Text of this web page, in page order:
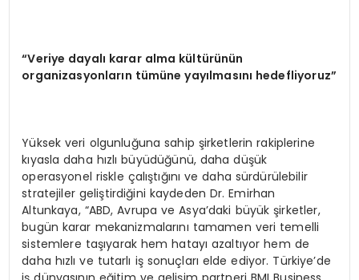
“Veriye dayalı karar alma kültürünün
organizasyonların tümüne yayılmasını hedefliyoruz”
Yüksek veri olgunluğuna sahip şirketlerin rakiplerine
kıyasla daha hızlı büyüdüğünü, daha düşük
operasyonel riskle çalıştığını ve daha sürdürülebilir
stratejiler geliştirdiğini kaydeden Dr. Emirhan
Altunkaya, “ABD, Avrupa ve Asya’daki büyük şirketler,
bugün karar mekanizmalarını tamamen veri temelli
sistemlere taşıyarak hem hatayı azaltıyor hem de
daha hızlı ve tutarlı iş sonuçları elde ediyor. Türkiye’de